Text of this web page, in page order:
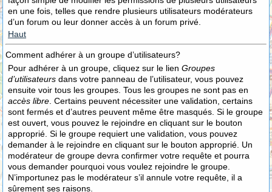
en une fois, telles que rendre plusieurs utilisateurs modérateurs
d’un forum ou leur donner accès à un forum privé.
Haut
Comment adhérer à un groupe d’utilisateurs?
Pour adhérer à un groupe, cliquez sur le lien Groupes
d’utilisateurs dans votre panneau de l’utilisateur, vous pouvez
ensuite voir tous les groupes. Tous les groupes ne sont pas en
accès libre . Certains peuvent nécessiter une validation, certains
sont fermés et d’autres peuvent même être masqués. Si le groupe
est ouvert, vous pouvez le rejoindre en cliquant sur le bouton
approprié. Si le groupe requiert une validation, vous pouvez
demander à le rejoindre en cliquant sur le bouton approprié. Un
modérateur de groupe devra confirmer votre requête et pourra
vous demander pourquoi vous voulez rejoindre le groupe.
N’importunez pas le modérateur s’il annule votre requête, il a
sûrement ses raisons.